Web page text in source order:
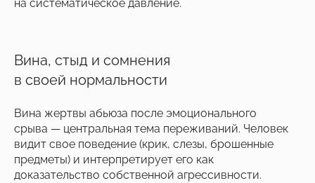
на систематическое давление.
Вина, стыд и сомнения
в своей нормальности
Вина жертвы абьюза после эмоционального
срыва — центральная тема переживаний. Человек
видит свое поведение (крик, слезы, брошенные
предметы) и интерпретирует его как
доказательство собственной агрессивности.